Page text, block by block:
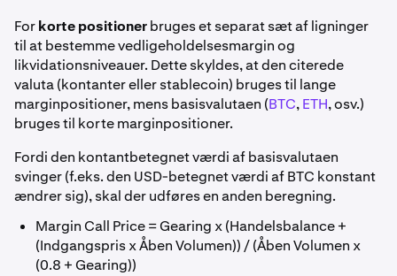
Forkorte positionerbruges et separat sæt af ligninger
til at bestemme vedligeholdelsesmargin og
likvidationsniveauer. Dette skyldes, at den citerede
valuta (kontanter eller stablecoin) bruges til lange
marginpositioner, mens basisvalutaen (BTC,ETH, osv.)
bruges til korte marginpositioner.
Fordi den kontantbetegnet værdi af basisvalutaen
svinger (f.eks. den USD-betegnet værdi af BTC konstant
ændrer sig), skal der udføres en anden beregning.
Margin Call Price = Gearing x (Handelsbalance +
(Indgangspris x Åben Volumen)) / (Åben Volumen x
(0.8 + Gearing))